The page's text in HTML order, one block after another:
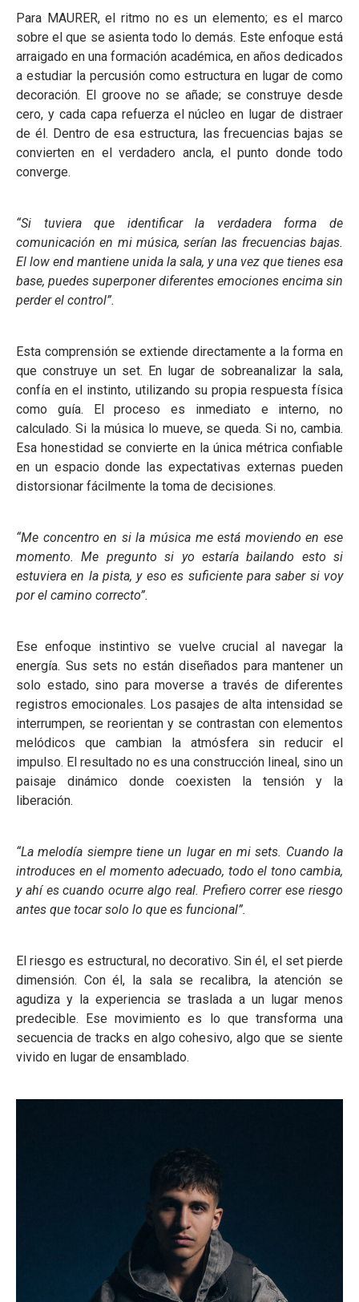
Para MAURER, el ritmo no es un elemento; es el marco
sobre el que se asienta todo lo demás. Este enfoque está
arraigado en una formación académica, en años dedicados
a estudiar la percusión como estructura en lugar de como
decoración. El groove no se añade; se construye desde
cero, y cada capa refuerza el núcleo en lugar de distraer
de él. Dentro de esa estructura, las frecuencias bajas se
convierten en el verdadero ancla, el punto donde todo
converge.
“Si tuviera que identificar la verdadera forma de
comunicación en mi música, serían las frecuencias bajas.
El low end mantiene unida la sala, y una vez que tienes esa
base, puedes superponer diferentes emociones encima sin
perder el control”.
Esta comprensión se extiende directamente a la forma en
que construye un set. En lugar de sobreanalizar la sala,
confía en el instinto, utilizando su propia respuesta física
como guía. El proceso es inmediato e interno, no
calculado. Si la música lo mueve, se queda. Si no, cambia.
Esa honestidad se convierte en la única métrica confiable
en un espacio donde las expectativas externas pueden
distorsionar fácilmente la toma de decisiones.
“Me concentro en si la música me está moviendo en ese
momento. Me pregunto si yo estaría bailando esto si
estuviera en la pista, y eso es suficiente para saber si voy
por el camino correcto”.
Ese enfoque instintivo se vuelve crucial al navegar la
energía. Sus sets no están diseñados para mantener un
solo estado, sino para moverse a través de diferentes
registros emocionales. Los pasajes de alta intensidad se
interrumpen, se reorientan y se contrastan con elementos
melódicos que cambian la atmósfera sin reducir el
impulso. El resultado no es una construcción lineal, sino un
paisaje dinámico donde coexisten la tensión y la
liberación.
“La melodía siempre tiene un lugar en mi sets. Cuando la
introduces en el momento adecuado, todo el tono cambia,
y ahí es cuando ocurre algo real. Prefiero correr ese riesgo
antes que tocar solo lo que es funcional”.
El riesgo es estructural, no decorativo. Sin él, el set pierde
dimensión. Con él, la sala se recalibra, la atención se
agudiza y la experiencia se traslada a un lugar menos
predecible. Ese movimiento es lo que transforma una
secuencia de tracks en algo cohesivo, algo que se siente
vivido en lugar de ensamblado.